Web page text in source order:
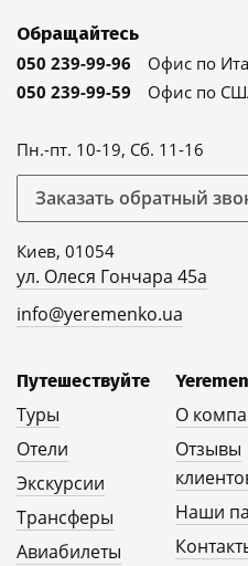
Обращайтесь
050 239-99-96
Офис по
050 239-99-59
Офис по
Пн.-пт. 10-19, Сб. 11-16
Заказать обратный
Киев, 01054
ул. Олеся Гончара 45а
info@yeremenko.ua
Путешествуйте
Туры
Отели
Экскурсии
Трансферы
Авиабилеты
О
Отзывы
Наши